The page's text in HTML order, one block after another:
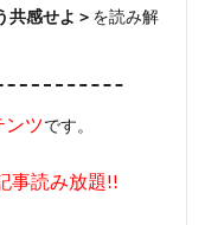
共感せよ＞ を読み解
ンツです。
事読み放題!!